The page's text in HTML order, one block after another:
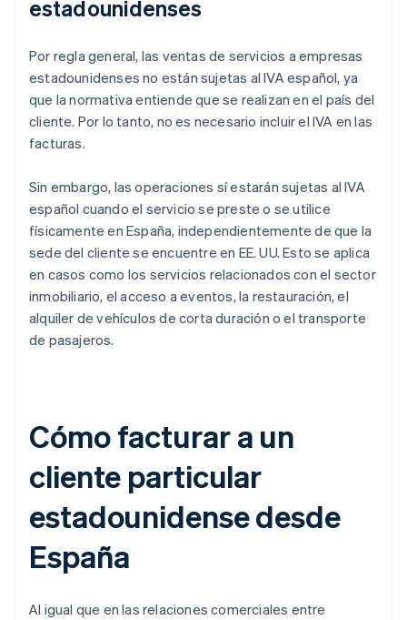
estadounidenses
Por regla general, las ventas de servicios a empresas
estadounidenses no están sujetas al IVA español, ya
que la normativa entiende que se realizan en el país del
cliente. Por lo tanto, no es necesario incluir el IVA en las
facturas.
Sin embargo, las operaciones sí estarán sujetas al IVA
español cuando el servicio se preste o se utilice
físicamente en España, independientemente de que la
sede del cliente se encuentre en EE. UU. Esto se aplica
en casos como los servicios relacionados con el sector
inmobiliario, el acceso a eventos, la restauración, el
alquiler de vehículos de corta duración o el transporte
de pasajeros.
Cómo facturar a un
cliente particular
estadounidense desde
España
Al igual que en las relaciones comerciales entre